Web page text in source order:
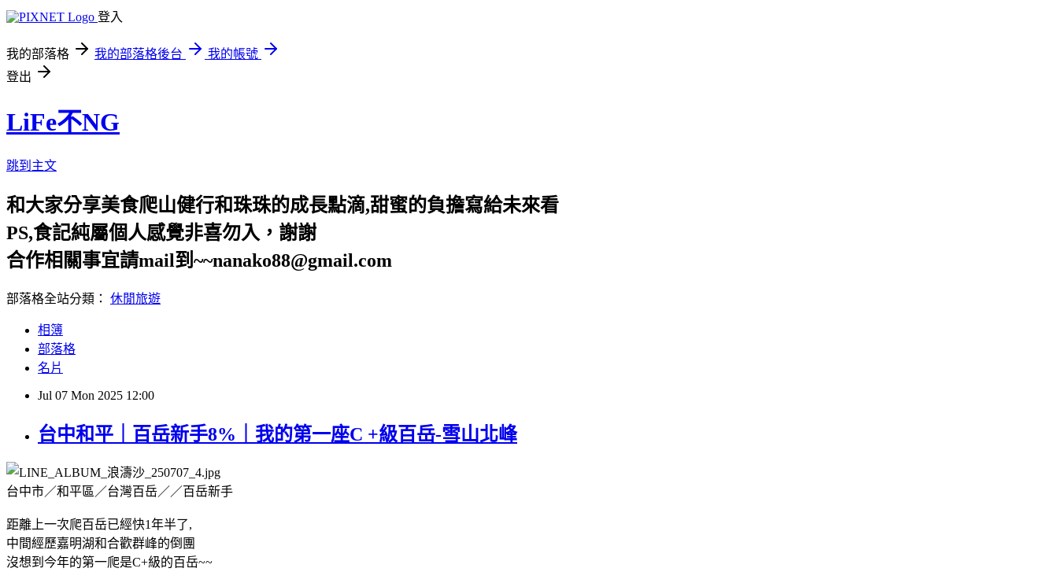
登入
我的部落格 我的部落格後台
我的帳號
登出
LiFe不NG
跳到主文
和大家分享美食爬山健行和珠珠的成長點滴,甜蜜的負擔寫給未來看
PS,食記純屬個人感覺非喜勿入，謝謝
合作相關事宜請mail到~~nanako88@gmail.com
部落格全站分類： 休閒旅遊
相簿
部落格
名片
Jul 07 Mon 2025 12:00
台中和平｜百岳新手8%｜我的第一座C +級百岳-雪山北峰
台中市／和平區／台灣百岳／／百岳新手
距離上一次爬百岳已經快1年半了,
中間經歷嘉明湖和合歡群峰的倒團
沒想到今年的第一爬是C+級的百岳~~